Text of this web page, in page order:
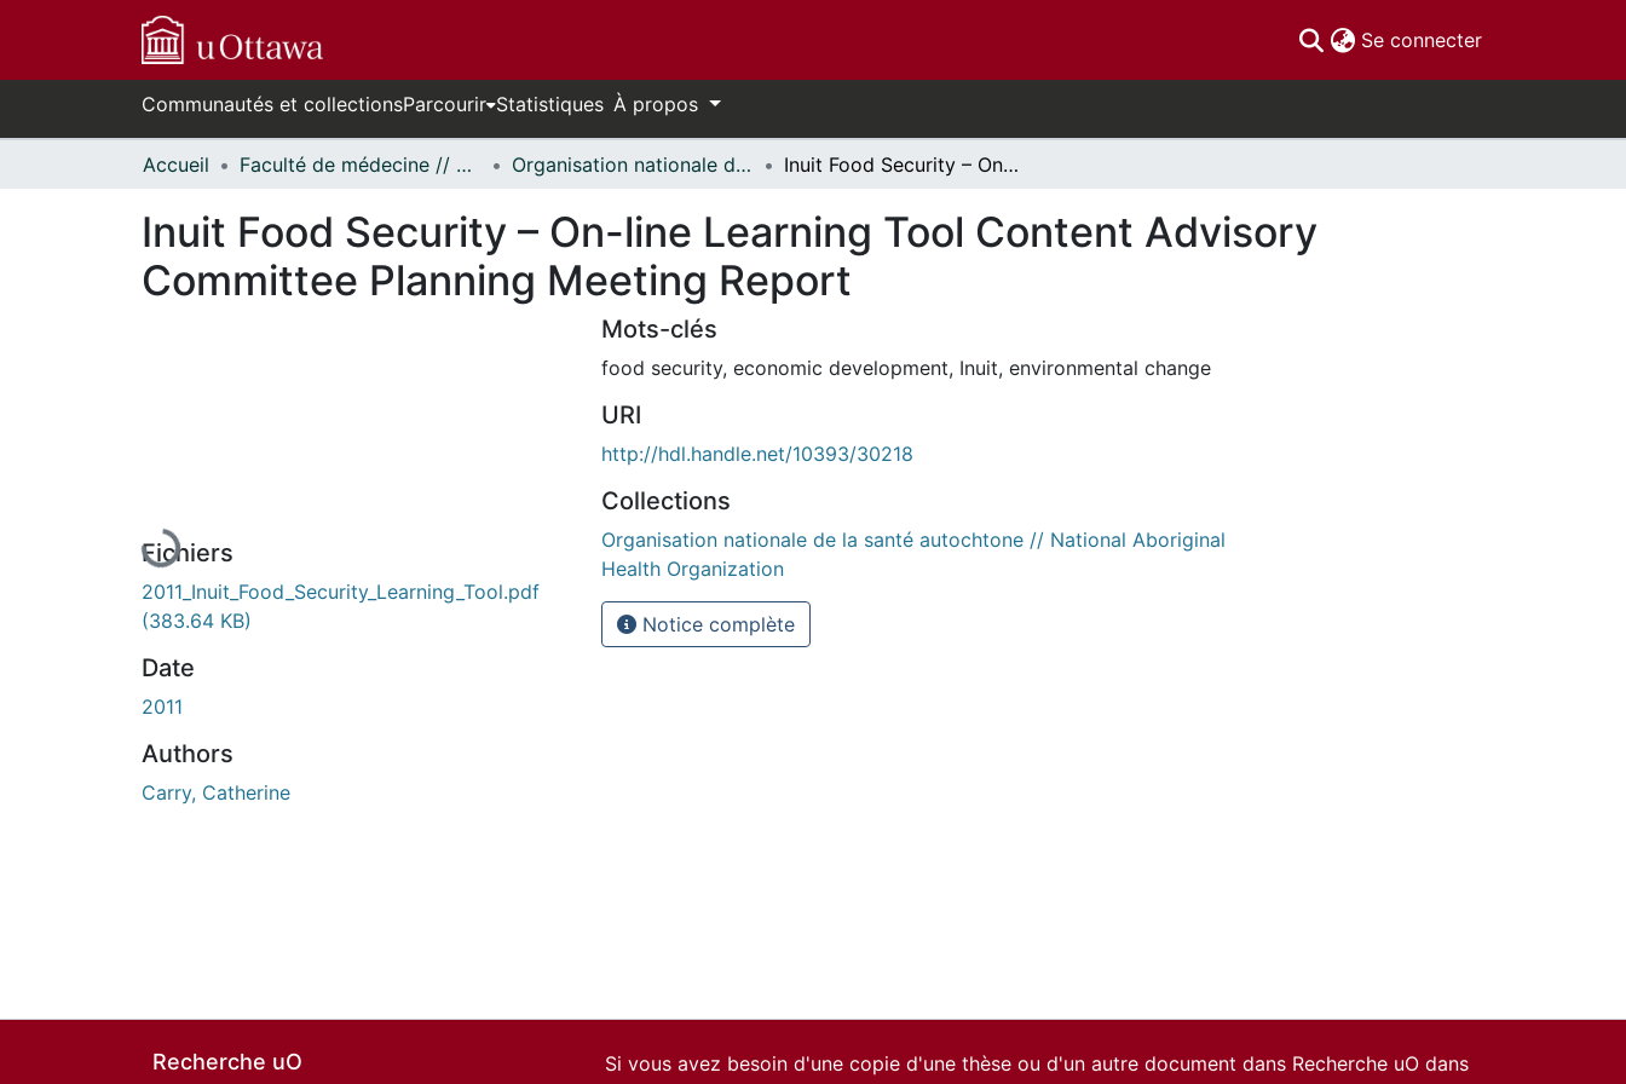
Se connecter(current)
Communautés et collectionsParcourir Statistiques À propos
Accueil Faculté de médecine // Faculty of Medicine Organisation nationale de la santé autochtone // National Aboriginal Health Organization Inuit Food Security – On-line Learning Tool Content Advisory Committee Planning Meeting Report
Inuit Food Security – On-line Learning Tool Content Advisory
Committee Planning Meeting Report
En cours de chargement...
Fichiers
2011_Inuit_Food_Security_Learning_Tool.pdf
(383.64 KB)
Date
2011
Authors
Carry, Catherine
Mots-clés
food security, economic development, Inuit, environmental change
URI
http://hdl.handle.net/10393/30218
Collections
Organisation nationale de la santé autochtone // National Aboriginal
Health Organization
Notice complète
Recherche uO
Si vous avez besoin d'une copie d'une thèse ou d'un autre document dans Recherche uO dans